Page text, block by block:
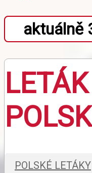
aktuálně
POLSKÉ LETÁKY